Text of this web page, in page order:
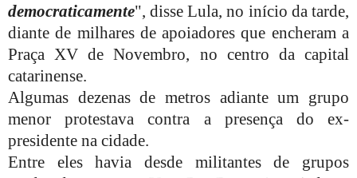
democraticamente", disse Lula, no início da tarde,
diante de milhares de apoiadores que encheram a
Praça XV de Novembro, no centro da capital
catarinense.
Algumas dezenas de metros adiante um grupo
menor protestava contra a presença do ex-
presidente na cidade.
Entre eles havia desde militantes de grupos